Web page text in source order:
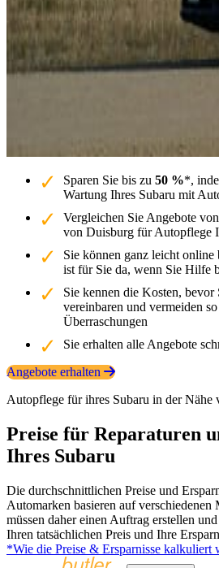
Sparen Sie bis zu 50 %*,
Wartung Ihres Subaru mit
Vergleichen Sie Angebote
von Duisburg für Autopflege
Sie können ganz leicht online
ist für Sie da, wenn Sie Hilfe
Sie kennen die Kosten, bevor
vereinbaren und vermeiden
Überraschungen
Sie erhalten alle Angebote
Angebote erhalten
Autopflege für ihres Subaru in der Nähe
Preise für Reparaturen
Ihres Subaru
Die durchschnittlichen Preise und
Automarken basieren auf verschiedenen
müssen daher einen Auftrag erstellen
Ihren tatsächlichen Preis und Ihre
*Wie die Preise & Ersparnisse kalkuliert